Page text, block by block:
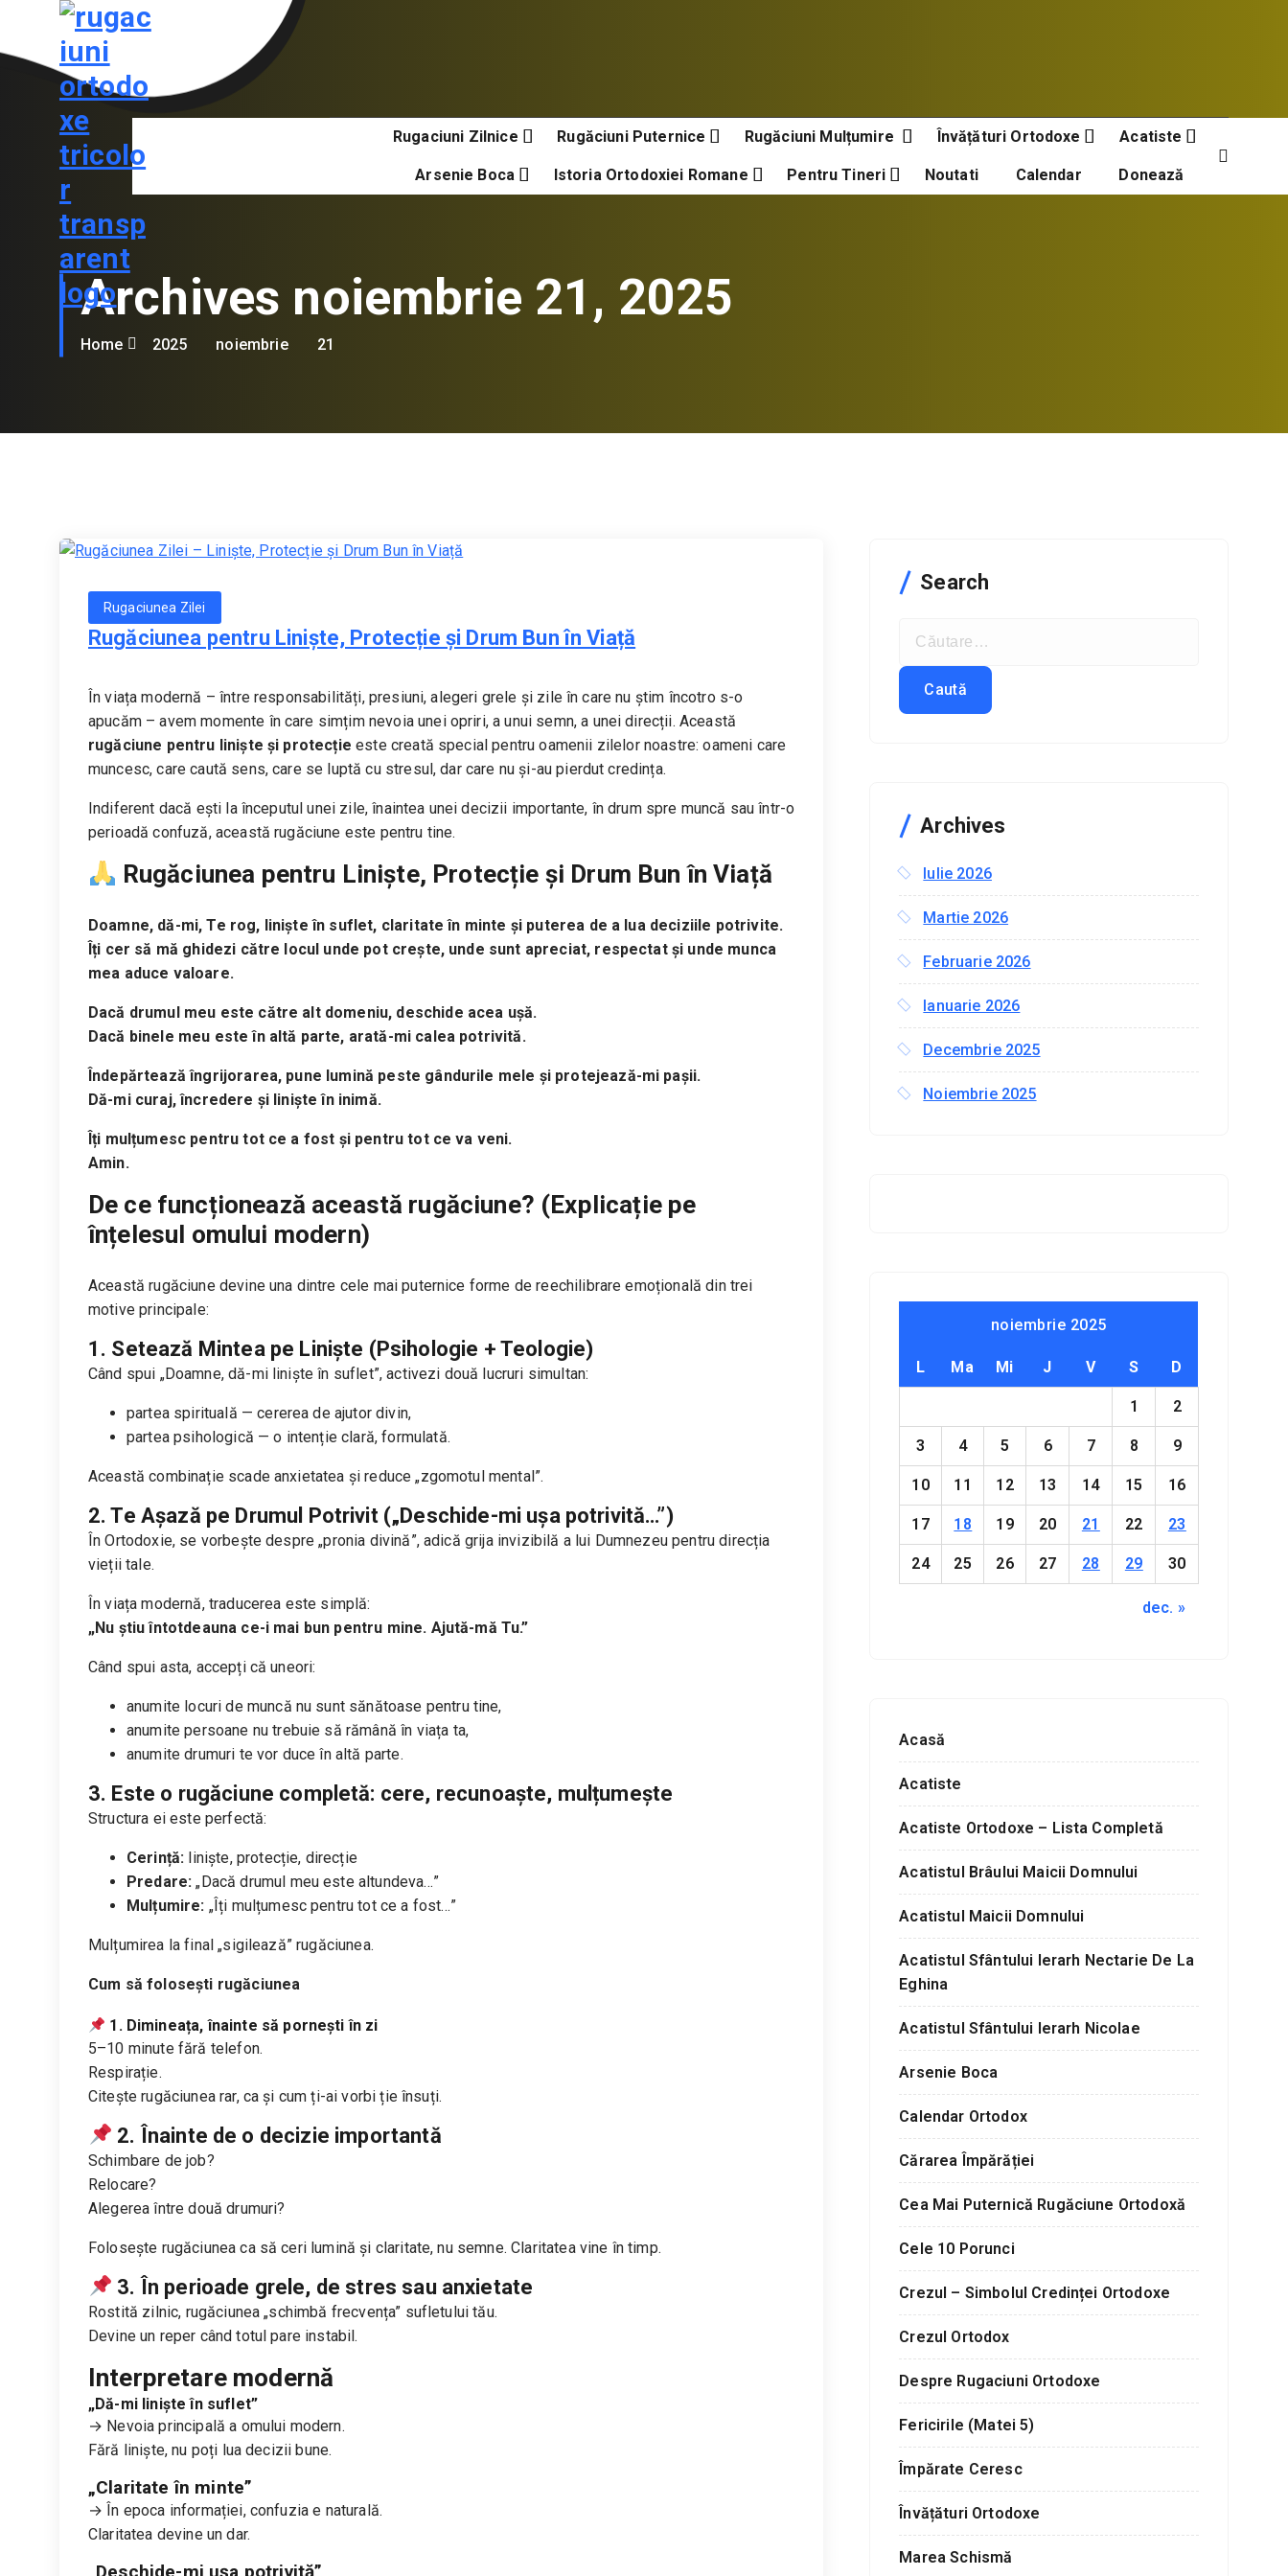
Rugaciuni Zilnice Rugăciuni Puternice Rugăciuni Mulțumire Învățături Ortodoxe Acatiste
Arsenie Boca Istoria Ortodoxiei Romane Pentru Tineri Noutati Calendar Donează
Archives noiembrie 21, 2025
Home 2025 noiembrie 21
Rugaciunea Zilei
Rugăciunea pentru Liniște, Protecție și Drum Bun în Viață
În viața modernă – între responsabilități, presiuni, alegeri grele și zile în care nu știm încotro s-o
apucăm – avem momente în care simțim nevoia unei opriri, a unui semn, a unei direcții. Această
rugăciune pentru liniște și protecție este creată special pentru oamenii zilelor noastre: oameni care
muncesc, care caută sens, care se luptă cu stresul, dar care nu și-au pierdut credința.
Indiferent dacă ești la începutul unei zile, înaintea unei decizii importante, în drum spre muncă sau într-o
perioadă confuză, această rugăciune este pentru tine.
Rugăciunea pentru Liniște, Protecție și Drum Bun în Viață
Doamne, dă-mi, Te rog, liniște în suflet, claritate în minte și puterea de a lua deciziile potrivite.
Îți cer să mă ghidezi către locul unde pot crește, unde sunt apreciat, respectat și unde munca
mea aduce valoare.
Dacă drumul meu este către alt domeniu, deschide acea ușă.
Dacă binele meu este în altă parte, arată-mi calea potrivită.
Îndepărtează îngrijorarea, pune lumină peste gândurile mele și protejează-mi pașii.
Dă-mi curaj, încredere și liniște în inimă.
Îți mulțumesc pentru tot ce a fost și pentru tot ce va veni.
Amin.
De ce funcționează această rugăciune? (Explicație pe
înțelesul omului modern)
Această rugăciune devine una dintre cele mai puternice forme de reechilibrare emoțională din trei
motive principale:
1. Setează Mintea pe Liniște (Psihologie + Teologie)
Când spui „Doamne, dă-mi liniște în suflet”, activezi două lucruri simultan:
partea spirituală — cererea de ajutor divin,
partea psihologică — o intenție clară, formulată.
Această combinație scade anxietatea și reduce „zgomotul mental”.
2. Te Așază pe Drumul Potrivit („Deschide-mi ușa potrivită…”)
În Ortodoxie, se vorbește despre „pronia divină”, adică grija invizibilă a lui Dumnezeu pentru direcția
vieții tale.
În viața modernă, traducerea este simplă:
„Nu știu întotdeauna ce-i mai bun pentru mine. Ajută-mă Tu.”
Când spui asta, accepți că uneori:
anumite locuri de muncă nu sunt sănătoase pentru tine,
anumite persoane nu trebuie să rămână în viața ta,
anumite drumuri te vor duce în altă parte.
3. Este o rugăciune completă: cere, recunoaște, mulțumește
Structura ei este perfectă:
Cerință: liniște, protecție, direcție
Predare: „Dacă drumul meu este altundeva…”
Mulțumire: „Îți mulțumesc pentru tot ce a fost…”
Mulțumirea la final „sigilează” rugăciunea.
Cum să folosești rugăciunea
1. Dimineața, înainte să pornești în zi
5–10 minute fără telefon.
Respirație.
Citește rugăciunea rar, ca și cum ți-ai vorbi ție însuți.
2. Înainte de o decizie importantă
Schimbare de job?
Relocare?
Alegerea între două drumuri?
Folosește rugăciunea ca să ceri lumină și claritate, nu semne. Claritatea vine în timp.
3. În perioade grele, de stres sau anxietate
Rostită zilnic, rugăciunea „schimbă frecvența” sufletului tău.
Devine un reper când totul pare instabil.
Interpretare modernă
„Dă-mi liniște în suflet”
→ Nevoia principală a omului modern.
Fără liniște, nu poți lua decizii bune.
„Claritate în minte”
→ În epoca informației, confuzia e naturală.
Claritatea devine un dar.
Search
Archives
Iulie 2026
Martie 2026
Februarie 2026
Ianuarie 2026
Decembrie 2025
Noiembrie 2025
noiembrie 2025
L Ma Mi J V S D
1 2
3 4 5 6 7 8 9
10 11 12 13 14 15 16
17 18 19 20 21 22 23
24 25 26 27 28 29 30
dec. »
Acasă
Acatiste
Acatiste Ortodoxe – Lista Completă
Acatistul Brâului Maicii Domnului
Acatistul Maicii Domnului
Acatistul Sfântului Ierarh Nectarie De La
Eghina
Acatistul Sfântului Ierarh Nicolae
Arsenie Boca
Calendar Ortodox
Cărarea Împărăției
Cea Mai Puternică Rugăciune Ortodoxă
Cele 10 Porunci
Crezul – Simbolul Credinței Ortodoxe
Crezul Ortodox
Despre Rugaciuni Ortodoxe
Fericirile (Matei 5)
Împărate Ceresc
Învățături Ortodoxe
Marea Schismă